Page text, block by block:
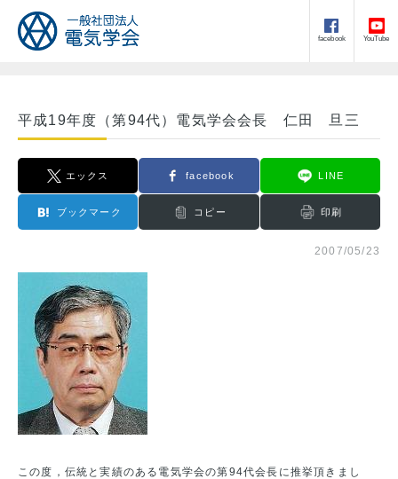
facebook YouTube
平成19年度（第94代）電気学会会長 仁田 旦三
エックス facebook LINE
ブックマーク コピー 印刷
2007/05/23
この度，伝統と実績のある電気学会の第94代会長に推挙頂きまし